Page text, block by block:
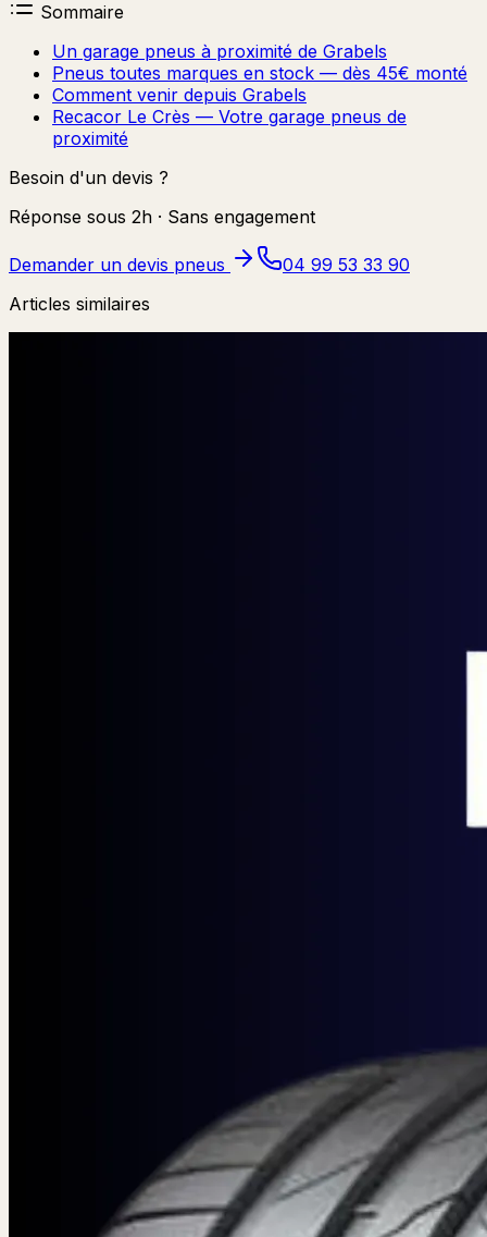
Sommaire
Un garage pneus à proximité de Grabels
Pneus toutes marques en stock — dès 45€ monté
Comment venir depuis Grabels
Recacor Le Crès — Votre garage pneus de
proximité
Besoin d'un devis ?
Réponse sous 2h · Sans engagement
Demander un devis pneus
04 99 53 33 90
Articles similaires